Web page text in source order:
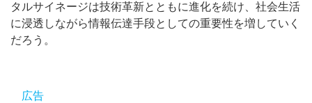
タルサイネージは技術革新とともに進化を続け、社会生活
に浸透しながら情報伝達手段としての重要性を増していく
だろう。
広告